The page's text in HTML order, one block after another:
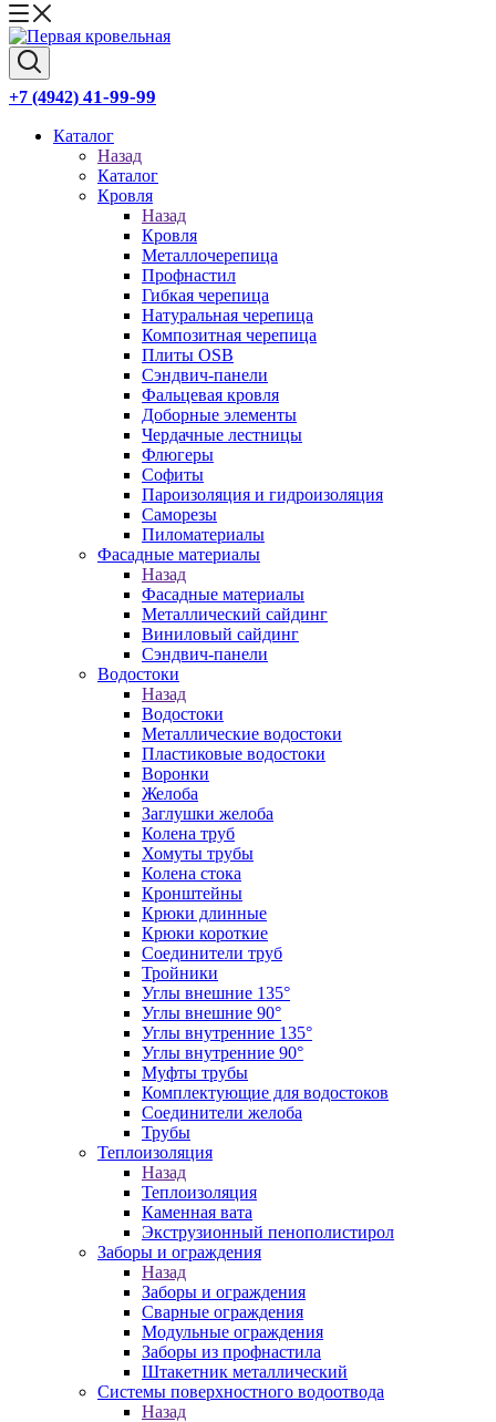
+7 (4942) 41-99-99
Каталог
Назад
Каталог
Кровля
Назад
Кровля
Металлочерепица
Профнастил
Гибкая черепица
Натуральная черепица
Композитная черепица
Плиты OSB
Сэндвич-панели
Фальцевая кровля
Доборные элементы
Чердачные лестницы
Флюгеры
Софиты
Пароизоляция и гидроизоляция
Саморезы
Пиломатериалы
Фасадные материалы
Назад
Фасадные материалы
Металлический сайдинг
Виниловый сайдинг
Сэндвич-панели
Водостоки
Назад
Водостоки
Металлические водостоки
Пластиковые водостоки
Воронки
Желоба
Заглушки желоба
Колена труб
Хомуты трубы
Колена стока
Кронштейны
Крюки длинные
Крюки короткие
Соединители труб
Тройники
Углы внешние 135°
Углы внешние 90°
Углы внутренние 135°
Углы внутренние 90°
Муфты трубы
Комплектующие для водостоков
Соединители желоба
Трубы
Теплоизоляция
Назад
Теплоизоляция
Каменная вата
Экструзионный пенополистирол
Заборы и ограждения
Назад
Заборы и ограждения
Сварные ограждения
Модульные ограждения
Заборы из профнастила
Штакетник металлический
Системы поверхностного водоотвода
Назад